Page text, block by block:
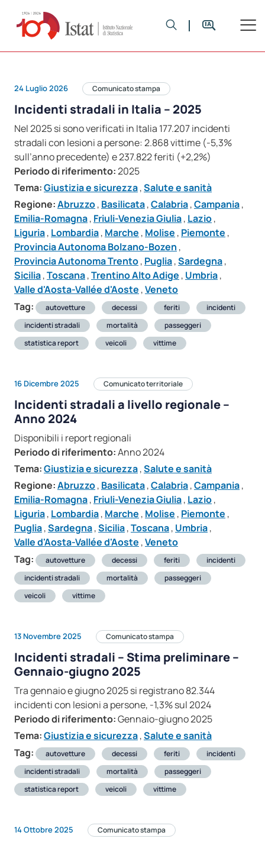
24 Luglio 2026 Comunicato stampa
Incidenti stradali in Italia – 2025
Nel 2025 si sono verificati in Italia 177.207 incidenti
stradali con lesioni a persone: 2.868 vittime (-5,3%
sull’anno precedente) e 237.822 feriti (+2,2%)
Periodo di riferimento:2025
Tema:Giustizia e sicurezza,Salute e sanità
Regione:Abruzzo, Basilicata,Calabria,Campania,
Emilia-Romagna, Friuli-Venezia Giulia, Lazio,
Liguria, Lombardia, Marche , Molise , Piemonte ,
Provincia Autonoma Bolzano-Bozen ,
Provincia Autonoma Trento, Puglia,Sardegna,
Sicilia,Toscana,Trentino Alto Adige , Umbria,
Valle d'Aosta-Vallée d'Aoste ,Veneto
Tag:
autovetture decessi feriti
incidenti
incidenti stradali
mortalità
passeggeri
statistica report
veicoli vittime
16 Dicembre 2025 Comunicato territoriale
Incidenti stradali a livello regionale –
Anno 2024
Disponibili i report regionali
Periodo di riferimento:Anno 2024
Tema:Giustizia e sicurezza,Salute e sanità
Regione:Abruzzo, Basilicata,Calabria,Campania,
Emilia-Romagna, Friuli-Venezia Giulia, Lazio,
Liguria, Lombardia, Marche , Molise , Piemonte ,
Puglia,Sardegna,Sicilia,Toscana, Umbria,
Valle d'Aosta-Vallée d'Aoste ,Veneto
Tag:
autovetture decessi feriti
incidenti
incidenti stradali
mortalità
passeggeri
veicoli
vittime
13 Novembre 2025 Comunicato stampa
Incidenti stradali – Stima preliminare –
Gennaio-giugno 2025
Tra gennaio e giugno 2025 si registrano 82.344
incidenti con lesioni a persone, -1,3% sul 2024
Periodo di riferimento:Gennaio-giugno 2025
Tema:Giustizia e sicurezza,Salute e sanità
Tag:
autovetture decessi feriti
incidenti
incidenti stradali
mortalità
passeggeri
statistica report
veicoli vittime
14 Ottobre 2025 Comunicato stampa